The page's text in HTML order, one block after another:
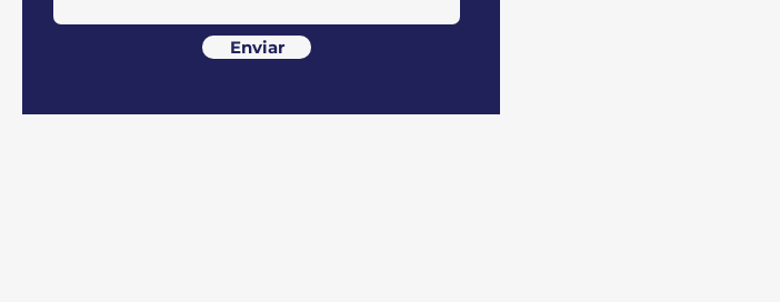
Enviar